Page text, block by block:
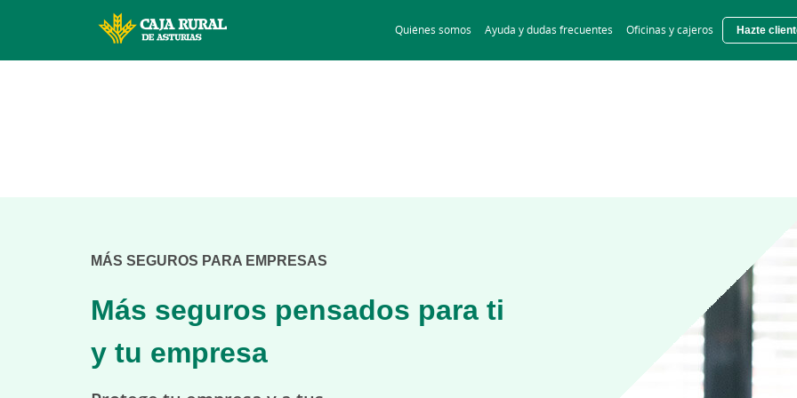
to
main
Quiénes somos Ayuda y dudas frecuentes Oficinas y cajeros Hazte
MÁS SEGUROS PARA EMPRESAS
Más seguros pensados para ti
y tu empresa